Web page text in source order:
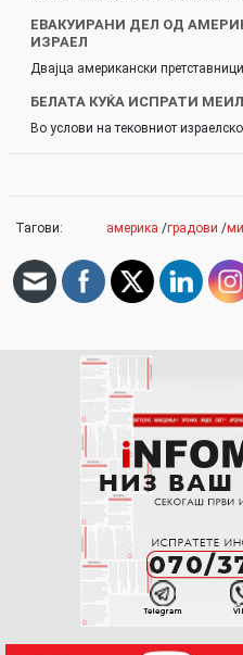
ЕВАКУИРАНИ ДЕЛ ОД
ИЗРАЕЛ
Двајца американски
БЕЛАТА КУЌА ИСПРАТИ
Во услови на тековниот
Тагови: америка /градови /